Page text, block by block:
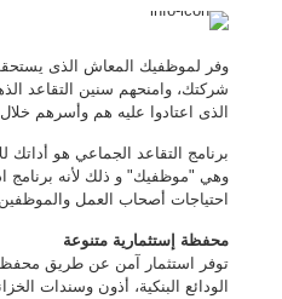
وفر لموظفيك المعاش الذى
شركتك، وامنحهم سنين التقاعد
الذى اعتادوا عليه هم وأسرهم
برنامج التقاعد الجماعي هو أداتك
وهي "موظفيك" و ذلك لأنه برنامج
احتياجات أصحاب العمل
محفظة إستثمارية متنوعة
توفر استثمار آمن عن طريق
الودائع البنكية، أذون وسندات